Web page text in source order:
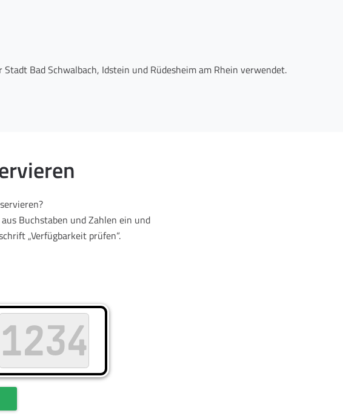
Bad Schwalbach, Idstein und Rüdesheim am Rhein verwendet.
Buchstaben und Zahlen ein und
„Verfügbarkeit prüfen“.